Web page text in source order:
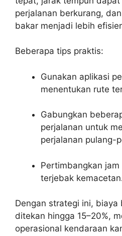
perjalanan berkurang,
bakar menjadi lebih
Beberapa tips praktis:
Gunakan aplikasi
menentukan rute
Gabungkan
perjalanan untuk
perjalanan pulang-
Pertimbangkan
terjebak
Dengan strategi ini, biaya
ditekan hingga 15–20%,
operasional kendaraan